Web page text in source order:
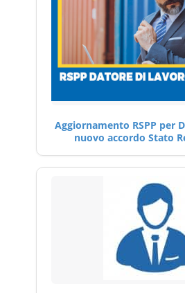
Aggiornamento RSPP per
nuovo accordo Stato